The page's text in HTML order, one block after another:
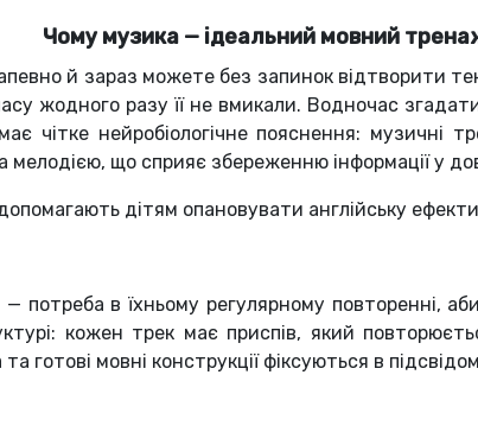
Чому музика — ідеальний мовний
й зараз можете без запинок відтворити
жодного разу її не вмикали. Водночас
чітке нейробіологічне пояснення: музичні
що сприяє збереженню інформації у
дітям опановувати англійську
потреба в їхньому регулярному повторенні,
кожен трек має приспів, який
готові мовні конструкції фіксуються в